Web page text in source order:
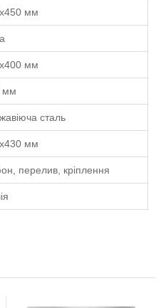
мм
мм
мм
сталь
мм
перелив, кріплення